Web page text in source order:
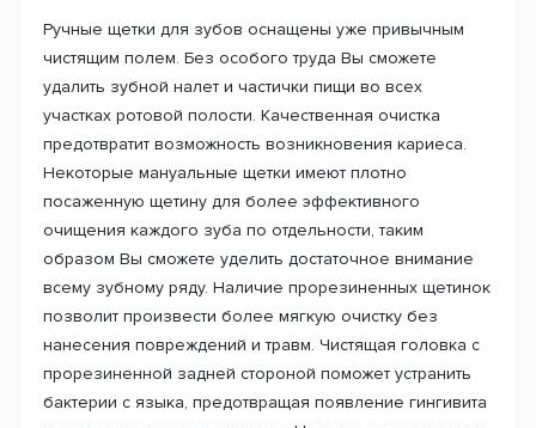
Ручные щетки для зубов оснащены уже привычным
чистящим полем. Без особого труда Вы сможете
удалить зубной налет и частички пищи во всех
участках ротовой полости. Качественная очистка
предотвратит возможность возникновения кариеса.
Некоторые мануальные щетки имеют плотно
посаженную щетину для более эффективного
очищения каждого зуба по отдельности, таким
образом Вы сможете уделить достаточное внимание
всему зубному ряду. Наличие прорезиненных щетинок
позволит произвести более мягкую очистку без
нанесения повреждений и травм. Чистящая головка с
прорезиненной задней стороной поможет устранить
бактерии с языка, предотвращая появление гингивита